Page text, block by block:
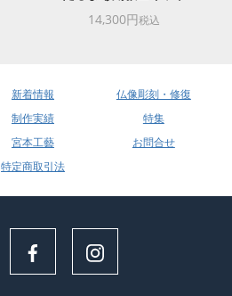
14,300円税込
新着情報
仏像彫刻・修復
制作実績
特集
宮本工藝
お問合せ
特定商取引法